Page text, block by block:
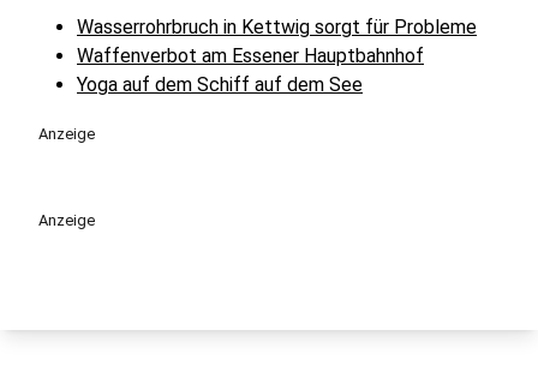
Wasserrohrbruch in Kettwig sorgt für Probleme
Waffenverbot am Essener Hauptbahnhof
Yoga auf dem Schiff auf dem See
Anzeige
Anzeige